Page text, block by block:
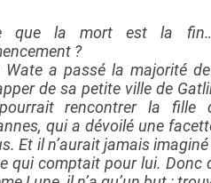
que la mort est la
?
Wate a passé la majorité
de sa petite ville de
rencontrer la fille
qui a dévoilé une
Et il n’aurait jamais
qui comptait pour lui. Donc